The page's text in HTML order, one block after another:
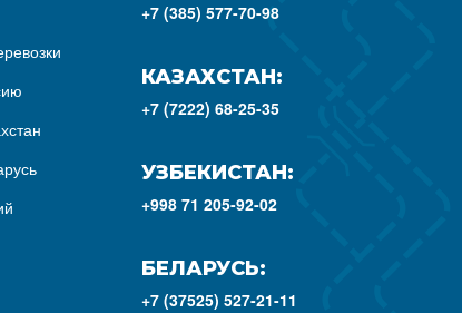
+7 (385) 577-70-98
КАЗАХСТАН:
+7 (7222) 68-25-35
УЗБЕКИСТАН:
+998 71 205-92-02
БЕЛАРУСЬ:
+7 (37525) 527-21-11